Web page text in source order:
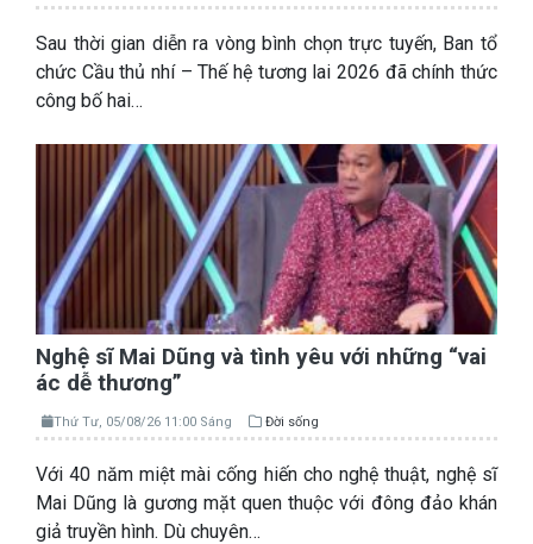
Sau thời gian diễn ra vòng bình chọn trực tuyến, Ban tổ
chức Cầu thủ nhí – Thế hệ tương lai 2026 đã chính thức
công bố hai…
Nghệ sĩ Mai Dũng và tình yêu với những “vai
ác dễ thương”
Thứ Tư, 05/08/26 11:00 Sáng Đời sống
Với 40 năm miệt mài cống hiến cho nghệ thuật, nghệ sĩ
Mai Dũng là gương mặt quen thuộc với đông đảo khán
giả truyền hình. Dù chuyên…